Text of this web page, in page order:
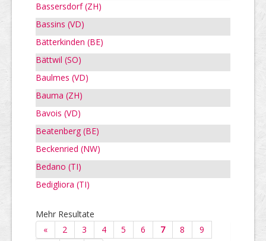
Bassersdorf (ZH)
Bassins (VD)
Bätterkinden (BE)
Bättwil (SO)
Baulmes (VD)
Bauma (ZH)
Bavois (VD)
Beatenberg (BE)
Beckenried (NW)
Bedano (TI)
Bedigliora (TI)
Mehr Resultate
«
2 3 4 5 6 7 8
9